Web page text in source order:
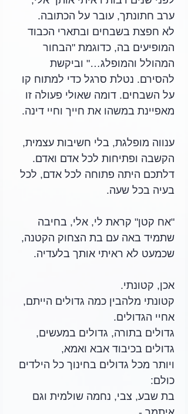
ערב חתונתך, עובר על הכתובה.
לא חפצת בשבחים ובתארי הכבוד
המופיעים בה, כדוגמת "הבחור
המהולל והמופלג…" וביקשת
להסירם. נטלת סרגל כדי למתוח קו
על השבחים. דומה שאולי פעולה זו
מאפיינת במשהו את חייך וחיי דינה.
ענווה מופלגת, בלי חשיבות עצמית,
הקשבה ופתיחות לכל אדם ואדם.
דלתכם היתה פתוחה לכל אדם, לכל
בעיה בכל שעה.
"אח קטן" קראת לי, אלי, בחיבה
שתמיד באה עם בת הצחוק הקטנה,
שכמעט לא ראיתי אותך בלעדיה.
אכן, קטונתי.
קטונתי מלהבין כמה גדולים הייתם,
אחיי הגדולים.
גדולים בתורה, גדולים במעשים,
גדולים בכיבוד אבא ואמא,
ויותר מכל גדולים בחינוך כל הילדים
כולם:
בת שבע, צבי, נחמה שולמית וגם